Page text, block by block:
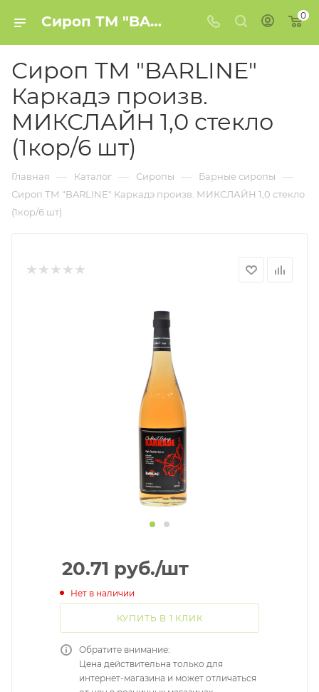
Сироп ТМ "BARLINE" Каркадэ произв. МИКСЛАЙН 1,0 стекло (1кор/6 шт) купить в Минске 0
Сироп ТМ "BARLINE"
Каркадэ произв.
МИКСЛАЙН 1,0 стекло
(1кор/6 шт)
Главная — Каталог — Сиропы — Барные сиропы —
Сироп ТМ "BARLINE" Каркадэ произв. МИКСЛАЙН 1,0 стекло
(1кор/6 шт)
20.71 руб./шт
Нет в наличии
КУПИТЬ В 1 КЛИК
Обратите внимание:
Цена действительна только для
интернет-магазина и может отличаться